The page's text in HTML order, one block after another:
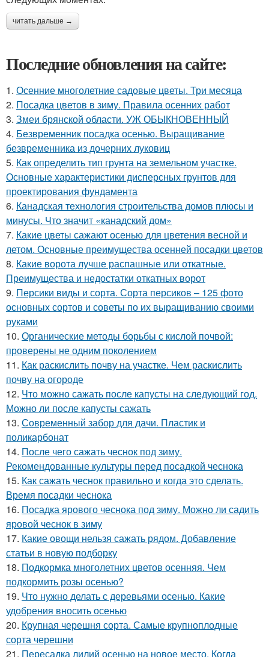
читать дальше →
Последние обновления на сайте:
1. Осенние многолетние садовые цветы. Три месяца
2. Посадка цветов в зиму. Правила осенних работ
3. Змеи брянской области. УЖ ОБЫКНОВЕННЫЙ
4. Безвременник посадка осенью. Выращивание
безвременника из дочерних луковиц
5. Как определить тип грунта на земельном участке.
Основные характеристики дисперсных грунтов для
проектирования фундамента
6. Канадская технология строительства домов плюсы и
минусы. Что значит «канадский дом»
7. Какие цветы сажают осенью для цветения весной и
летом. Основные преимущества осенней посадки цветов
8. Какие ворота лучше распашные или откатные.
Преимущества и недостатки откатных ворот
9. Персики виды и сорта. Сорта персиков – 125 фото
основных сортов и советы по их выращиванию своими
руками
10. Органические методы борьбы с кислой почвой:
проверены не одним поколением
11. Как раскислить почву на участке. Чем раскислить
почву на огороде
12. Что можно сажать после капусты на следующий год.
Можно ли после капусты сажать
13. Современный забор для дачи. Пластик и
поликарбонат
14. После чего сажать чеснок под зиму.
Рекомендованные культуры перед посадкой чеснока
15. Как сажать чеснок правильно и когда это сделать.
Время посадки чеснока
16. Посадка ярового чеснока под зиму. Можно ли садить
яровой чеснок в зиму
17. Какие овощи нельзя сажать рядом. Добавление
статьи в новую подборку
18. Подкормка многолетних цветов осенняя. Чем
подкормить розы осенью?
19. Что нужно делать с деревьями осенью. Какие
удобрения вносить осенью
20. Крупная черешня сорта. Самые крупноплодные
сорта черешни
21. Пересадка лилий осенью на новое место. Когда